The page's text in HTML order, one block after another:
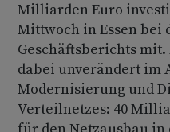
Milliarden Euro
Mittwoch in Essen bei
Geschäftsberichts
dabei unverändert im
Modernisierung und
Verteilnetzes: 40